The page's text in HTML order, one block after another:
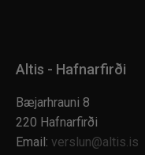
Altis - Hafnarfirði
Bæjarhrauni 8
220 Hafnarfirði
Email: verslun@altis.is